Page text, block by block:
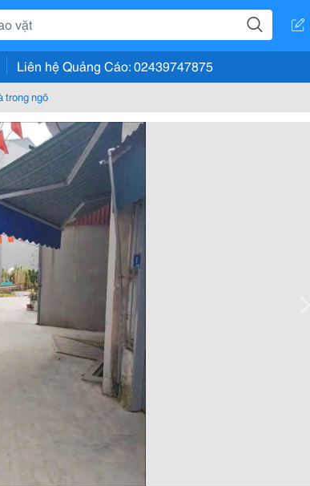
Liên hệ Quảng Cáo: 02439747875
trong ngõ